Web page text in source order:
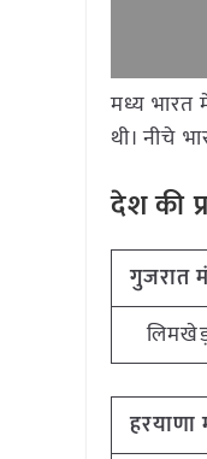
मध्य भारत
थी। नीचे
देश की
गुजरात
हरयाणा